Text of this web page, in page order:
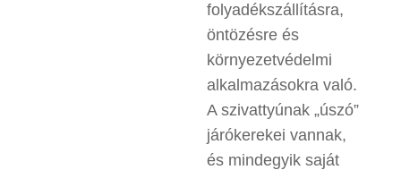
folyadékszállításra,
öntözésre és
környezetvédelmi
alkalmazásokra való.
A szivattyúnak „úszó”
járókerekei vannak,
és mindegyik saját